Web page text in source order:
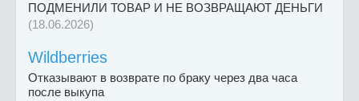
ПОДМЕНИЛИ ТОВАР И НЕ ВОЗВРАЩАЮТ ДЕНЬГИ
(18.06.2026)
Wildberries
Отказывают в возврате по браку через два часа
после выкупа